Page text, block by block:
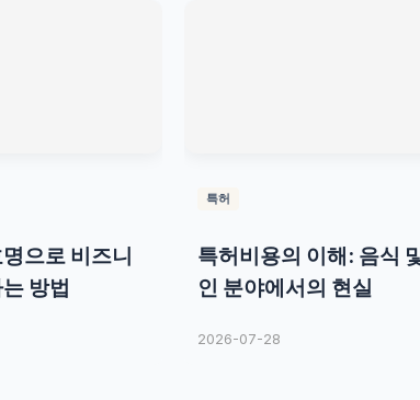
으로 비즈니
방법
특허
특허비용의 이해: 음식
인 분야에서의 현실
2026-07-28